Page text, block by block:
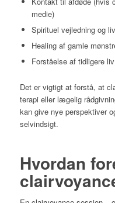
medie)
Spirituel vejledning og
Healing af gamle
Forståelse af tidligere
Det er vigtigt at forstå, at
terapi eller lægelig
kan give nye perspektiver
selvindsigt.
Hvordan